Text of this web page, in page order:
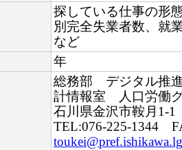
探している仕事の形
別完全失業者数、就
など
年
総務部 デジタル推
計情報室 人口労働
石川県金沢市鞍月1-1
TEL:076-225-1344